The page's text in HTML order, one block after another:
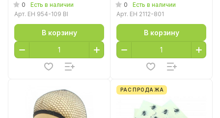
0
Есть в наличии
Арт. EH 954-109 Bl
В корзину
0
Есть в наличии
Арт. EH 2112-801
В корзину
РАСПРОДАЖА